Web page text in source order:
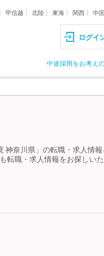
甲信越 北陸 東海 関西 中国
ログイ
中途採用をお考え
神奈川県」の転職・求人情報
転職・求人情報をお探しい